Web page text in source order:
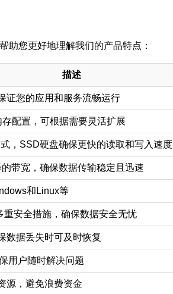
助您更好地理解我们的产品特点：
描述
证您的应用和服务流畅运行
配置，可根据需要灵活扩展
，SSD硬盘确保更快的读取和写入速度
带宽，确保数据传输稳定且迅速
和Linux等
安全措施，确保数据安全无忧
数据丢失时可及时恢复
用户随时解决问题
源，避免浪费资金